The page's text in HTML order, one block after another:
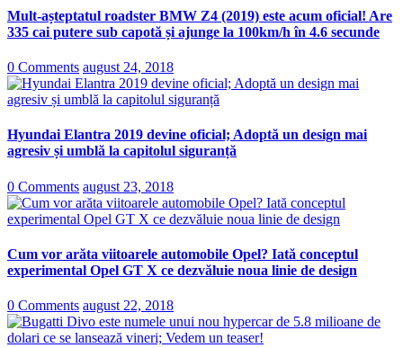
Mult-așteptatul roadster BMW Z4 (2019) este acum oficial! Are
335 cai putere sub capotă și ajunge la 100km/h în 4.6 secunde
0 Comments august 24, 2018
Hyundai Elantra 2019 devine oficial; Adoptă un design mai
agresiv și umblă la capitolul siguranță
0 Comments august 23, 2018
Cum vor arăta viitoarele automobile Opel? Iată conceptul
experimental Opel GT X ce dezvăluie noua linie de design
0 Comments august 22, 2018